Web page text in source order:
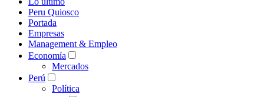
Peru Quiosco
Portada
Empresas
Management & Empleo
Economía
Mercados
Perú
Política